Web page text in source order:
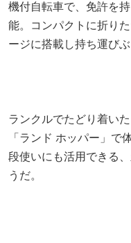
機付自転車で、免許を
能。コンパクトに折り
ージに搭載し持ち運び
ランクルでたどり着い
「ランド ホッパー」で
段使いにも活用できる
うだ。